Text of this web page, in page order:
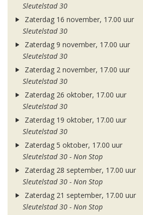
Sleutelstad 30
Zaterdag 16 november, 17.00 uur
Sleutelstad 30
Zaterdag 9 november, 17.00 uur
Sleutelstad 30
Zaterdag 2 november, 17.00 uur
Sleutelstad 30
Zaterdag 26 oktober, 17.00 uur
Sleutelstad 30
Zaterdag 19 oktober, 17.00 uur
Sleutelstad 30
Zaterdag 5 oktober, 17.00 uur
Sleutelstad 30 - Non Stop
Zaterdag 28 september, 17.00 uur
Sleutelstad 30 - Non Stop
Zaterdag 21 september, 17.00 uur
Sleutelstad 30 - Non Stop